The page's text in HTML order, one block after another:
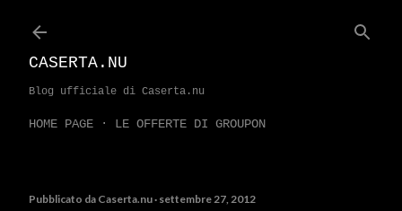
CASERTA.NU
Blog ufficiale di Caserta.nu
HOME PAGE LE OFFERTE DI GROUPON
Pubblicato da Caserta.nu settembre 27, 2012